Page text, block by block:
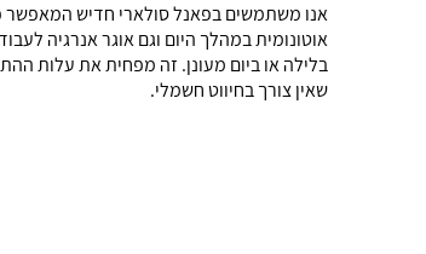
אנו משתמשים בפאנל סולארי חדיש המאפשר
אוטונומית במהלך היום וגם אוגר אנרגיה
בלילה או ביום מעונן. זה מפחית את עלות
שאין צורך בחיווט חשמלי.